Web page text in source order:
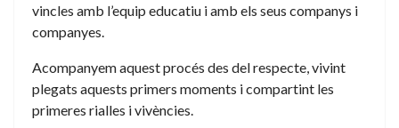
vincles amb l’equip educatiu i amb els seus companys i
companyes.
Acompanyem aquest procés des del respecte, vivint
plegats aquests primers moments i compartint les
primeres rialles i vivències.